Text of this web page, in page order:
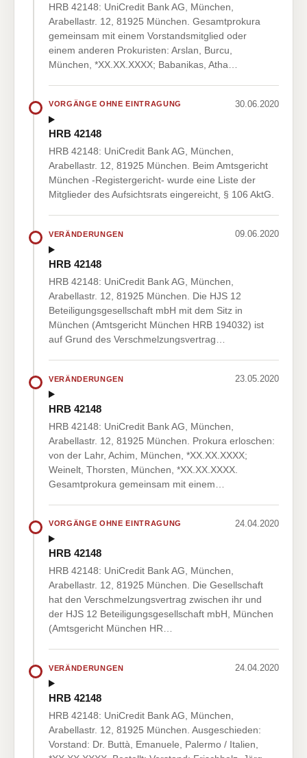
HRB 42148: UniCredit Bank AG, München,
Arabellastr. 12, 81925 München. Gesamtprokura
gemeinsam mit einem Vorstandsmitglied oder
einem anderen Prokuristen: Arslan, Burcu,
München, *XX.XX.XXXX; Babanikas, Atha…
VORGÄNGE OHNE EINTRAGUNG 30.06.2020
HRB 42148
HRB 42148: UniCredit Bank AG, München,
Arabellastr. 12, 81925 München. Beim Amtsgericht
München -Registergericht- wurde eine Liste der
Mitglieder des Aufsichtsrats eingereicht, § 106 AktG.
VERÄNDERUNGEN 09.06.2020
HRB 42148
HRB 42148: UniCredit Bank AG, München,
Arabellastr. 12, 81925 München. Die HJS 12
Beteiligungsgesellschaft mbH mit dem Sitz in
München (Amtsgericht München HRB 194032) ist
auf Grund des Verschmelzungsvertrag…
VERÄNDERUNGEN 23.05.2020
HRB 42148
HRB 42148: UniCredit Bank AG, München,
Arabellastr. 12, 81925 München. Prokura erloschen:
von der Lahr, Achim, München, *XX.XX.XXXX;
Weinelt, Thorsten, München, *XX.XX.XXXX.
Gesamtprokura gemeinsam mit einem…
VORGÄNGE OHNE EINTRAGUNG 24.04.2020
HRB 42148
HRB 42148: UniCredit Bank AG, München,
Arabellastr. 12, 81925 München. Die Gesellschaft
hat den Verschmelzungsvertrag zwischen ihr und
der HJS 12 Beteiligungsgesellschaft mbH, München
(Amtsgericht München HR…
VERÄNDERUNGEN 24.04.2020
HRB 42148
HRB 42148: UniCredit Bank AG, München,
Arabellastr. 12, 81925 München. Ausgeschieden:
Vorstand: Dr. Buttà, Emanuele, Palermo / Italien,